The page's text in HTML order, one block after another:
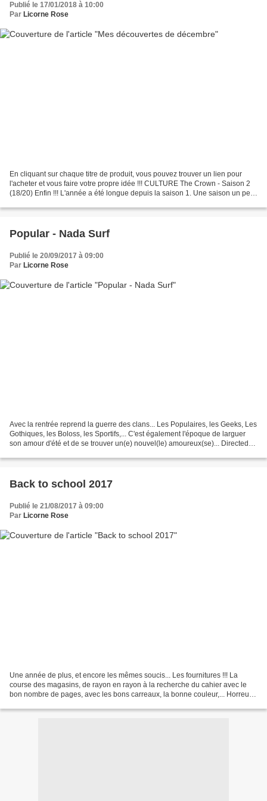
Publié le 17/01/2018 à 10:00
Par Licorne Rose
En cliquant sur chaque titre de produit, vous pouvez trouver un lien pour
l'acheter et vous faire votre propre idée !!! CULTURE The Crown - Saison 2
(18/20) Enfin !!! L'année a été longue depuis la saison 1. Une saison un peu
Popular - Nada Surf
Publié le 20/09/2017 à 09:00
Par Licorne Rose
Avec la rentrée reprend la guerre des clans... Les Populaires, les Geeks, Les
Gothiques, les Boloss, les Sportifs,... C'est également l'époque de larguer
son amour d'été et de se trouver un(e) nouvel(le) amoureux(se)... Directed
Back to school 2017
Publié le 21/08/2017 à 09:00
Par Licorne Rose
Une année de plus, et encore les mêmes soucis... Les fournitures !!! La
course des magasins, de rayon en rayon à la recherche du cahier avec le
bon nombre de pages, avec les bons carreaux, la bonne couleur,... Horreur